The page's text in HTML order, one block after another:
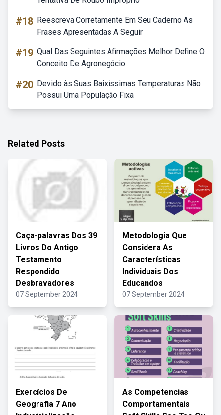
#18 Reescreva Corretamente Em Seu Caderno As
Frases Apresentadas A Seguir
#19 Qual Das Seguintes Afirmações Melhor Define O
Conceito De Agronegócio
#20 Devido às Suas Baixíssimas Temperaturas Não
Possui Uma População Fixa
Related Posts
Caça-palavras Dos 39
Livros Do Antigo
Testamento
Respondido
Desbravadores
07 September 2024
Metodologia Que
Considera As
Características
Individuais Dos
Educandos
07 September 2024
Exercícios De
Geografia 7 Ano
As Competencias
Comportamentais